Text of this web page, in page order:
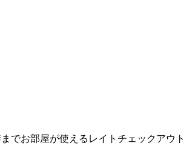
でお部屋が使えるレイトチェックアウト